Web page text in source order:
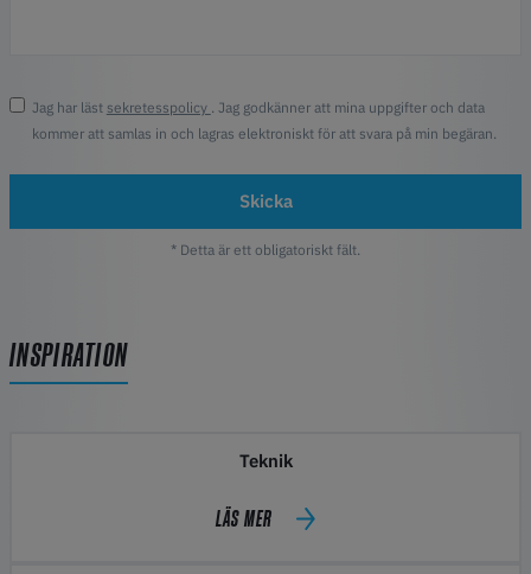
Jag har läst sekretesspolicy . Jag godkänner att mina uppgifter och data
kommer att samlas in och lagras elektroniskt för att svara på min begäran.
Skicka
* Detta är ett obligatoriskt fält.
INSPIRATION
Teknik
LÄS MER